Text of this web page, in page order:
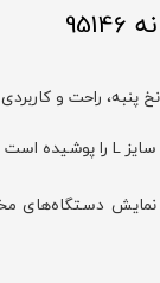
پنبه، راحت و کاربردی